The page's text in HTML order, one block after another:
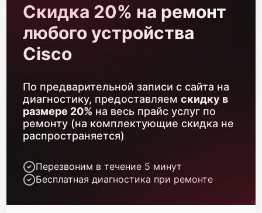
Cisco UCS C22 M3
Скидка 20% на ремонт
любого устройства
Cisco
По предварительной записи с сайта на
диагностику, предоставляем скидку в
размере 20% на весь прайс услуг по
ремонту (на комплектующие скидка не
распространяется)
Перезвоним в течение 5 минут
Бесплатная диагностика при ремонте